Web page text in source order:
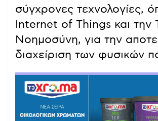
σύγχρονες τεχνολογίες,
Internet of Things και την
Νοημοσύνη, για την
διαχείριση των φυσικών